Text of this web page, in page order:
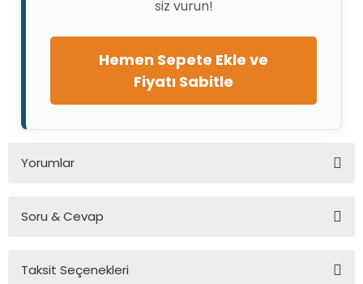
siz vurun!
Hemen Sepete Ekle ve
Fiyatı Sabitle
Yorumlar
Soru & Cevap
Ürün hakkında henüz soru sorulmamış.
Taksit Seçenekleri